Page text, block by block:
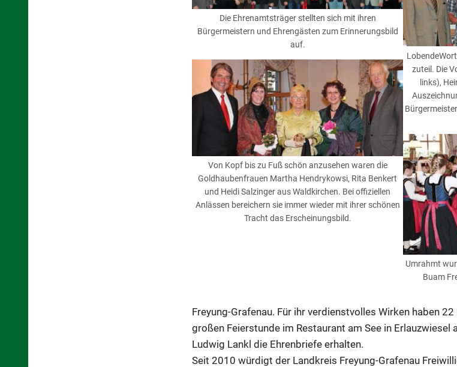
Die Ehrenamtsträger stellten sich mit ihren
Bürgermeistern und Ehrengästen zum Erinnerungsbild
auf.
Von Kopf bis zu Fuß schön anzusehen waren die
Goldhaubenfrauen Martha Hendrykowsi, Rita Benkert
und Heidi Salzinger aus Waldkirchen. Bei offiziellen
Anlässen bereichern sie immer wieder mit ihrer schönen
Tracht das Erscheinungsbild.
zuteil. Die
links),
Umrahmt
Buam
Freyung-Grafenau. Für ihr verdienstvolles Wirken haben
großen Feierstunde im Restaurant am See in Erlauzwiesel
Ludwig Lankl die Ehrenbriefe erhalten.
Seit 2010 würdigt der Landkreis Freyung-Grafenau